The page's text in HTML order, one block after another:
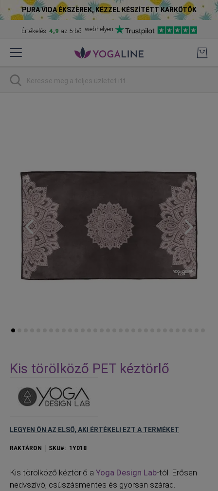
PURA VIDA ÉKSZEREK, KÉZZEL KÉSZÍTETT KARKÖTŐK
Értékelés: 4,9 az 5-ből webhelyen
to
Keresés
gallery
to
the
beginning
the
gallery
Kis törölköző PET kéztörlő
LEGYEN ÖN AZ ELSŐ, AKI ÉRTÉKELI EZT A TERMÉKET
RAKTÁRON SKU 1Y018
Kis törölköző kéztörlő a Yoga Design Lab-tól. Erősen
nedvszívó, csúszásmentes és gyorsan szárad.